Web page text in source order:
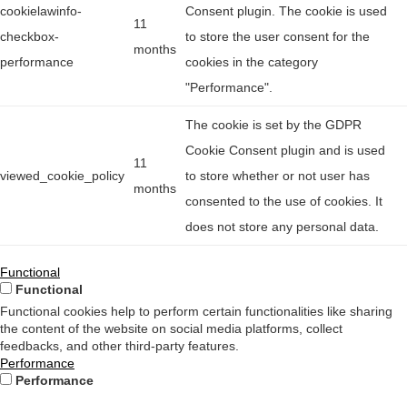
cookielawinfo-
checkbox-
performance
11
months
Consent plugin. The cookie is used
to store the user consent for the
cookies in the category
"Performance".
viewed_cookie_policy
11
months
The cookie is set by the GDPR
Cookie Consent plugin and is used
to store whether or not user has
consented to the use of cookies. It
does not store any personal data.
Functional
Functional
Functional cookies help to perform certain functionalities like sharing
the content of the website on social media platforms, collect
feedbacks, and other third-party features.
Performance
Performance